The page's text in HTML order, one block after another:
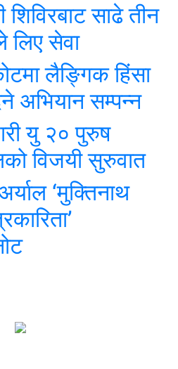
शिविरबाट साढे तीन
लिए सेवा
लैङ्गिक हिंसा
अभियान सम्पन्न
यु २० पुरुष
विजयी सुरुवात
‘मुक्तिनाथ